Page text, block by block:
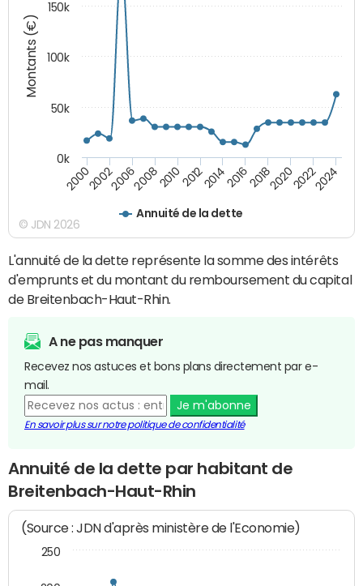
Montants (€)
Annuité de la dette
200020022006200820102012201420162018202020222024
0k
50k
100k
150k
© JDN 2026
L'annuité de la dette représente la somme des intérêts
d'emprunts et du montant du remboursement du capital
de Breitenbach-Haut-Rhin.
A ne pas manquer
Recevez nos astuces et bons plans directement par e-
mail.
Je m'abonne
En savoir plus sur notre politique de confidentialité
Annuité de la dette par habitant de
Breitenbach-Haut-Rhin
(Source : JDN d'après ministère de l'Economie)
250